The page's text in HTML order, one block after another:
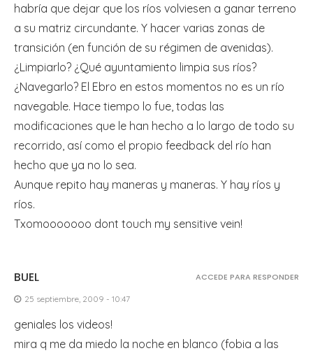
habría que dejar que los ríos volviesen a ganar terreno
a su matriz circundante. Y hacer varias zonas de
transición (en función de su régimen de avenidas).
¿Limpiarlo? ¿Qué ayuntamiento limpia sus ríos?
¿Navegarlo? El Ebro en estos momentos no es un río
navegable. Hace tiempo lo fue, todas las
modificaciones que le han hecho a lo largo de todo su
recorrido, así como el propio feedback del río han
hecho que ya no lo sea.
Aunque repito hay maneras y maneras. Y hay ríos y
ríos.
Txomooooooo dont touch my sensitive vein!
BUEL
25 septiembre, 2009 - 10:47
geniales los videos!
mira q me da miedo la noche en blanco (fobia a las
ACCEDE PARA RESPONDER